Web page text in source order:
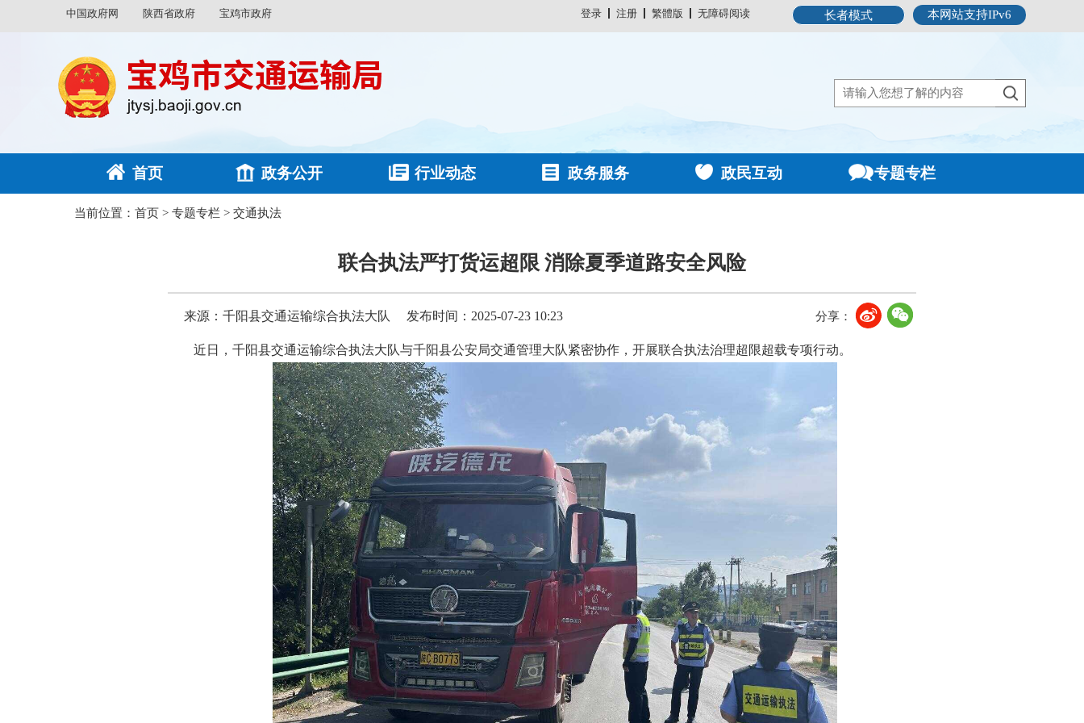
中国政府网 陕西省政府 宝鸡市政府 本网站支持IPv6
长者模式
登录 注册 繁體版 无障碍阅读
首页 政务公开 行业动态 政务服务 政民互动 专题专栏
当前位置： 首页 > 专题专栏 > 交通执法
联合执法严打货运超限 消除夏季道路安全风险
来源：千阳县交通运输综合执法大队 发布时间：2025-07-23 10:23 分享：
近日，千阳县交通运输综合执法大队与千阳县公安局交通管理大队紧密协作，开展联合执法治理超限超载专项行动。